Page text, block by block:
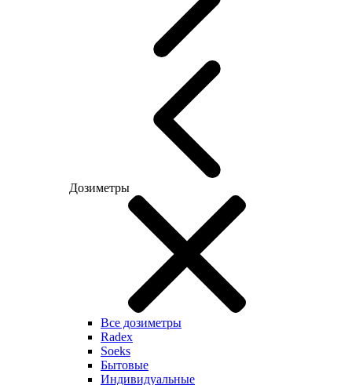
Дозиметры
Все дозиметры
Radex
Soeks
Бытовые
Индивидуальные